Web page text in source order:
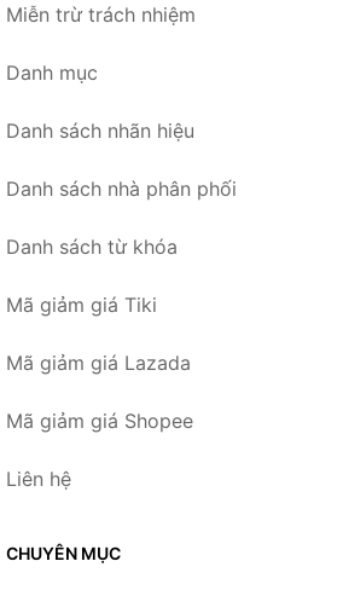
Miễn trừ trách nhiệm
Danh mục
Danh sách nhãn hiệu
Danh sách nhà phân phối
Danh sách từ khóa
Mã giảm giá Tiki
Mã giảm giá Lazada
Mã giảm giá Shopee
Liên hệ
CHUYÊN MỤC